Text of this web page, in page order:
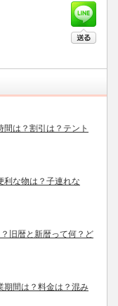
間は？割引は？テント
利な物は？子連れな
旧暦と新暦って何？ど
期間は？料金は？混み